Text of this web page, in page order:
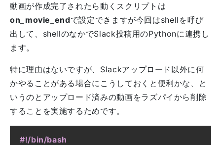
動画が作成完了されたら動くスクリプトは
on_movie_endで設定できますが今回はshellを呼び
出して、shellのなかでSlack投稿用のPythonに連携し
ます。
特に理由はないですが、Slackアップロード以外に何
かやることがある場合にこうしておくと便利かな、と
いうのとアップロード済みの動画をラズパイから削除
することを実施するためです。
#!/bin/bash